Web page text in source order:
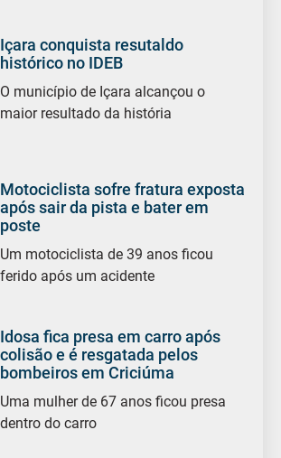
Içara conquista resutaldo
histórico no IDEB
O município de Içara alcançou o
maior resultado da história
Motociclista sofre fratura exposta
após sair da pista e bater em
poste
Um motociclista de 39 anos ficou
ferido após um acidente
Idosa fica presa em carro após
colisão e é resgatada pelos
bombeiros em Criciúma
Uma mulher de 67 anos ficou presa
dentro do carro